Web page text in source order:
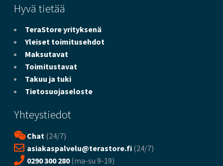
Hyvä tietää
TeraStore yrityksenä
Yleiset toimitusehdot
Maksutavat
Toimitustavat
Takuu ja tuki
Tietosuojaseloste
Yhteystiedot
Chat (24/7)
asiakaspalvelu@terastore.fi (24/7)
0290 300 280(ma-su 9-19)